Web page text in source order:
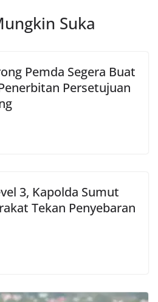
Suka
Pemda Segera Buat
Persetujuan
3, Kapolda Sumut
Tekan Penyebaran